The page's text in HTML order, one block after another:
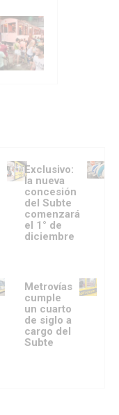
Exclusivo:
la nueva
concesión
del Subte
comenzará
el 1° de
diciembre
Metrovías
cumple
un cuarto
de siglo a
cargo del
Subte